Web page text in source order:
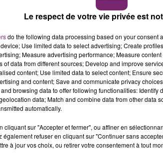
septembre 2018
dans son établissement scolaire.
Le respect de votre vie privée est
do the following data processing based on your consent
Use limited data to select advertising; Create
Measure advertising performance; Measure
of data from different sources; Develop and improve
content; Use limited data to select content; Ensure
and content; Save and communicate privacy
browsing data to offer following functionalities: Identify
data; Match and combine data from other data
automatically.
cliquant sur "Accepter et fermer", ou affiner en
également refuser en cliquant sur "Continuer sans
à jour vos choix, ou retirer votre consentement à tout